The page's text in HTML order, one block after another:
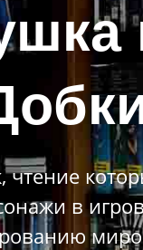
чтение
в